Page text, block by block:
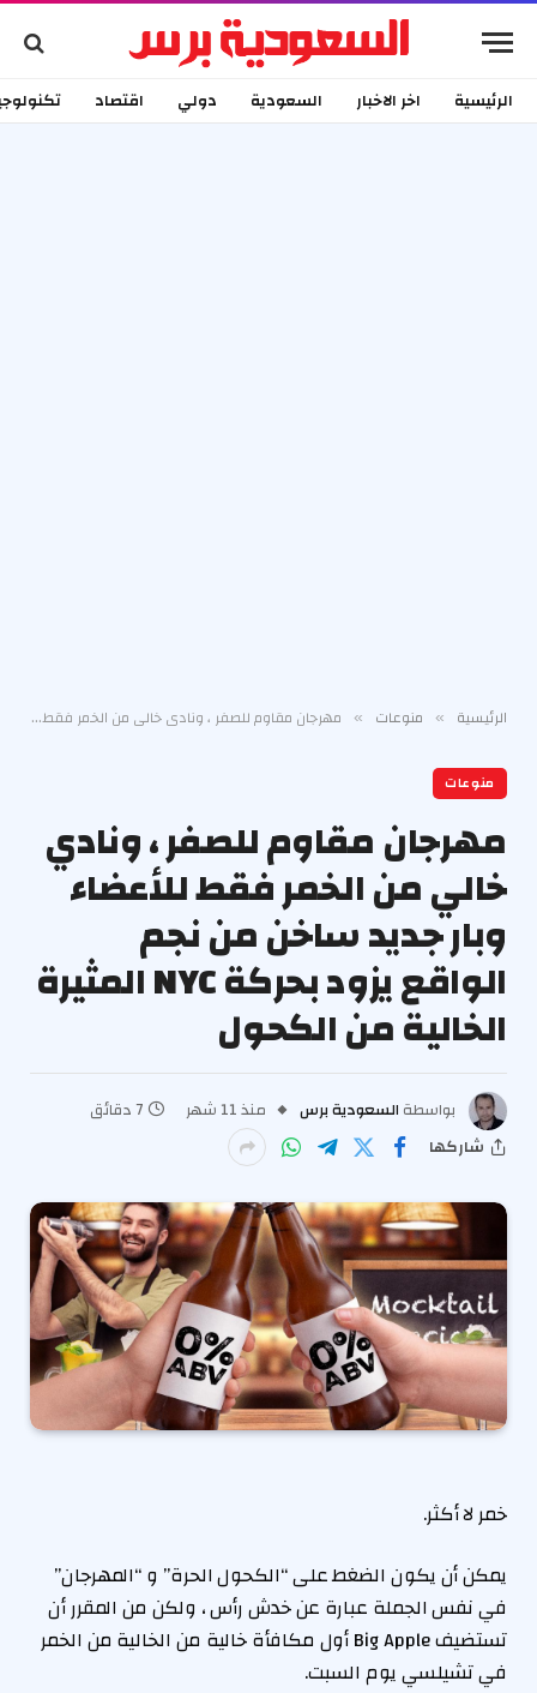
الرئيسية اخر الاخبار السعودية دولي اقتصاد
الرئيسية » منوعات » مهرجان مقاوم للصفر ، ونادي خالي من الخمر فقط للأعضاء وبار جديد ساخن من نجم الواقع يزود بحركة NYC المثيرة الخالية من الكحول
منوعات
مهرجان مقاوم للصفر ، ونادي
خالي من الخمر فقط للأعضاء
وبار جديد ساخن من نجم
الواقع يزود بحركة NYC المثيرة
الخالية من الكحول
بواسطة السعودية برس منذ 11 شهر
7 دقائق
شاركها
خمر لا أكثر.
يمكن أن يكون الضغط على “الكحول الحرة” و “المهرجان”
في نفس الجملة عبارة عن خدش رأس ، ولكن من المقرر أن
تستضيف Big Apple أول مكافأة خالية من الخالية من الخمر
في تشيلسي يوم السبت.